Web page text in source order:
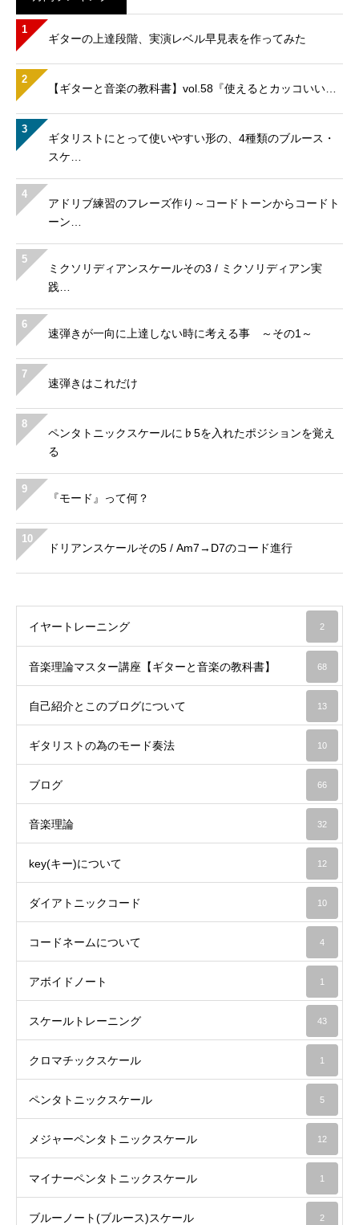
1
ギターの上達段階、実演レベル早見表を作ってみた
2
【ギターと音楽の教科書】vol.58『使えるとカッコいい…
3
ギタリストにとって使いやすい形の、4種類のブルース・
スケ…
4
アドリブ練習のフレーズ作り～コードトーンからコードト
ーン…
5
ミクソリディアンスケールその3 / ミクソリディアン実
践…
6
速弾きが一向に上達しない時に考える事 ～その1～
7
速弾きはこれだけ
8
ペンタトニックスケールに♭5を入れたポジションを覚え
る
9
『モード』って何？
10
ドリアンスケールその5 / Am7→D7のコード進行
イヤートレーニング 2
音楽理論マスター講座【ギターと音楽の教科書】 68
自己紹介とこのブログについて 13
ギタリストの為のモード奏法 10
ブログ 66
音楽理論 32
key(キー)について 12
ダイアトニックコード 10
コードネームについて 4
アボイドノート 1
スケールトレーニング 43
クロマチックスケール 1
ペンタトニックスケール 5
メジャーペンタトニックスケール 12
マイナーペンタトニックスケール 1
ブルーノート(ブルース)スケール 2